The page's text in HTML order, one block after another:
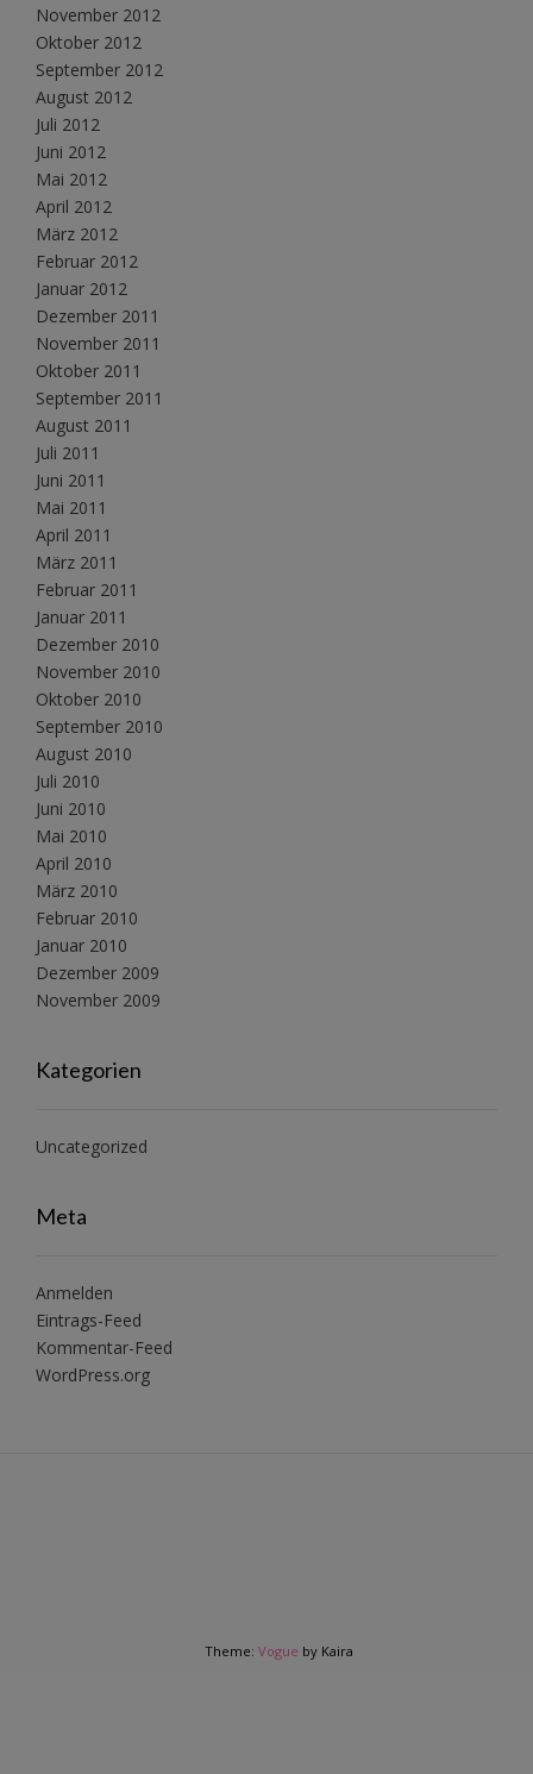
November 2012
Oktober 2012
September 2012
August 2012
Juli 2012
Juni 2012
Mai 2012
April 2012
März 2012
Februar 2012
Januar 2012
Dezember 2011
November 2011
Oktober 2011
September 2011
August 2011
Juli 2011
Juni 2011
Mai 2011
April 2011
März 2011
Februar 2011
Januar 2011
Dezember 2010
November 2010
Oktober 2010
September 2010
August 2010
Juli 2010
Juni 2010
Mai 2010
April 2010
März 2010
Februar 2010
Januar 2010
Dezember 2009
November 2009
Kategorien
Uncategorized
Meta
Anmelden
Eintrags-Feed
Kommentar-Feed
WordPress.org
Theme: Vogue by Kaira